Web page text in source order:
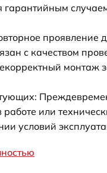
гарантийным
проявление
с качеством
монтаж
работе или
условий